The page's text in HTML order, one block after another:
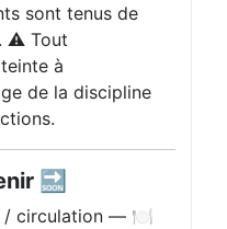
sont tenus de
⚠️ Tout
à
de la discipline
🔜
/ circulation — 🍽️